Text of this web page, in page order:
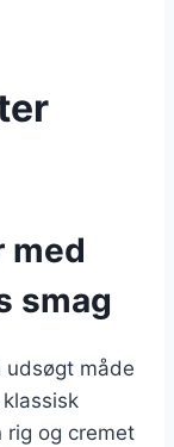
med
smag
udsøgt måde
rig og cremet